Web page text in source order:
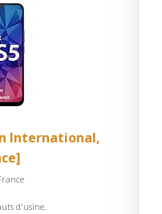
International,
d'usine.